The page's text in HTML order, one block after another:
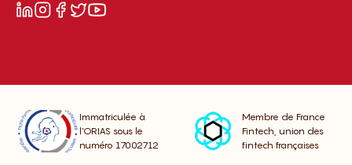
Immatriculée à
l’ORIAS sous le
numéro 17002712
Membre de France
Fintech, union des
fintech françaises